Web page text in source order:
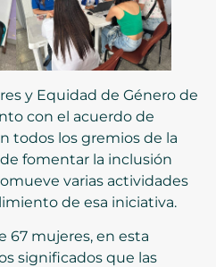
y Equidad de Género de
con el acuerdo de
todos los gremios de la
fomentar la inclusión
varias actividades
de esa iniciativa.
67 mujeres, en esta
significados que las